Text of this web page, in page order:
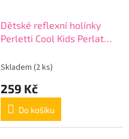
Dětské reflexní holínky
Perletti Cool Kids Perlato
Skladem (2 ks)
259 Kč
Do košíku